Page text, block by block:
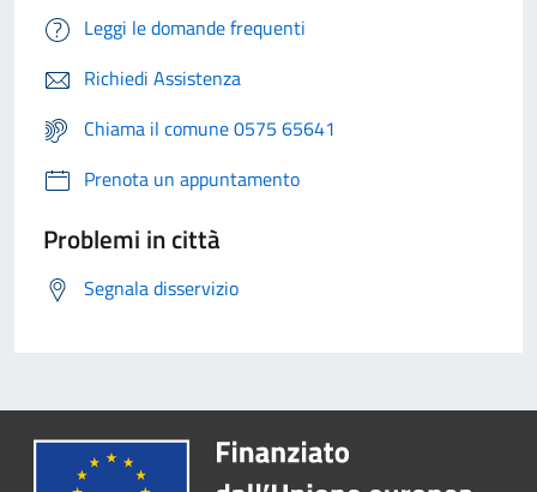
Leggi le domande frequenti
Richiedi Assistenza
Chiama il comune 0575 65641
Prenota un appuntamento
Problemi in città
Segnala disservizio